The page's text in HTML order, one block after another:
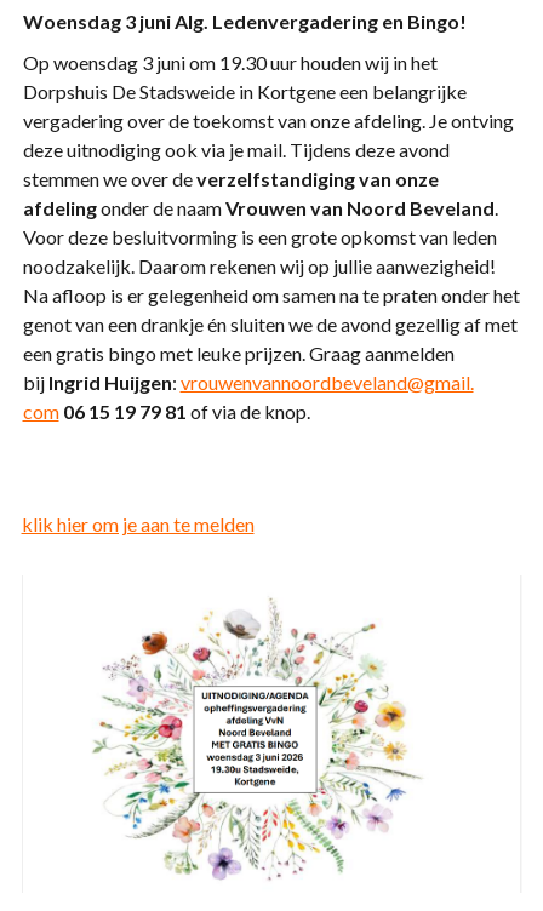
Woensdag 3 juni Alg. Ledenvergadering en Bingo!
Op woensdag 3 juni om 19.30 uur houden wij in het
Dorpshuis De Stadsweide in Kortgene een belangrijke
vergadering over de toekomst van onze afdeling. Je ontving
deze uitnodiging ook via je mail. Tijdens deze avond
stemmen we over deverzelfstandiging van onze
afdelingonder de naamVrouwen van Noord Beveland.
Voor deze besluitvorming is een grote opkomst van leden
noodzakelijk. Daarom rekenen wij op jullie aanwezigheid!
Na afloop is er gelegenheid om samen na te praten onder het
genot van een drankje én sluiten we de avond gezellig af met
een gratis bingo met leuke prijzen. Graag aanmelden
bij Ingrid Huijgen: vrouwenvannoordbeveland@gmail.
com 06 15 19 79 81 of via de knop.
klik hier om je aan te melden